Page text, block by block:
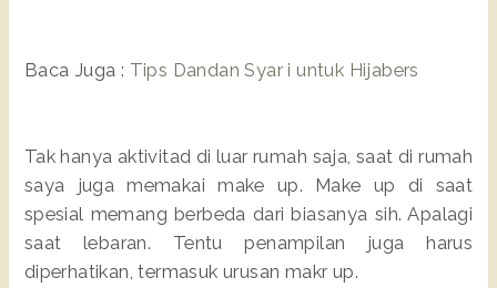
Baca Juga : Tips Dandan Syar i untuk Hijabers
Tak hanya aktivitad di luar rumah saja, saat di rumah
saya juga memakai make up. Make up di saat
spesial memang berbeda dari biasanya sih. Apalagi
saat lebaran. Tentu penampilan juga harus
diperhatikan, termasuk urusan makr up.